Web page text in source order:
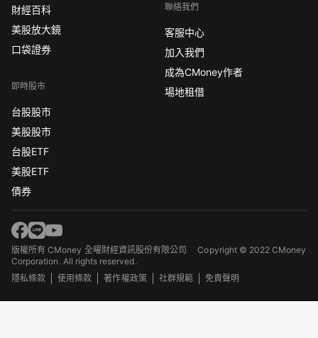
財經百科
美股放大鏡
口袋證券
即時股市
台股股市
美股股市
台股ETF
美股ETF
債券
聯絡我們
客服中心
加入我們
成為CMoney作者
場地租借
版權所有 CMoney 全曜財經資訊股份有限公司Copyright © 2022 CMoney
Corporation. All rights reserved.
隱私條款
使用條款 著作權政策 社群規範 免責聲明